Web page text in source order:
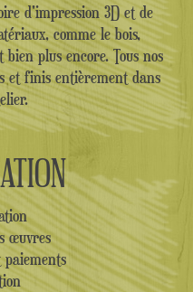
d'impression 3D et de
comme le bois,
plus encore. Tous nos
et finis entièrement dans
œuvres
paiements